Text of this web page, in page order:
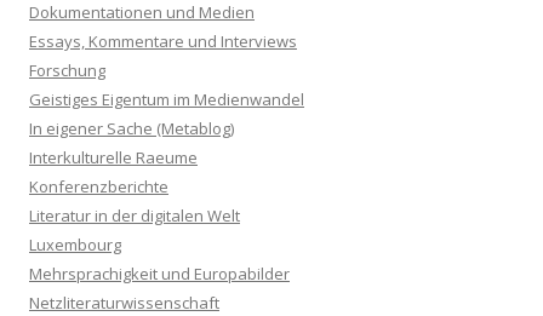
Dokumentationen und Medien
Essays, Kommentare und Interviews
Forschung
Geistiges Eigentum im Medienwandel
In eigener Sache (Metablog)
Interkulturelle Raeume
Konferenzberichte
Literatur in der digitalen Welt
Luxembourg
Mehrsprachigkeit und Europabilder
Netzliteraturwissenschaft